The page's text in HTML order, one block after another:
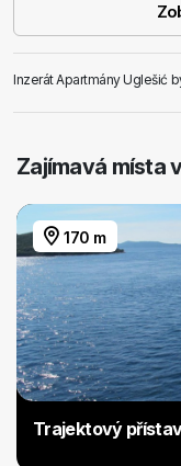
Inzerát Apartmány Uglešić
Zajímavá místa
170 m
Trajektový